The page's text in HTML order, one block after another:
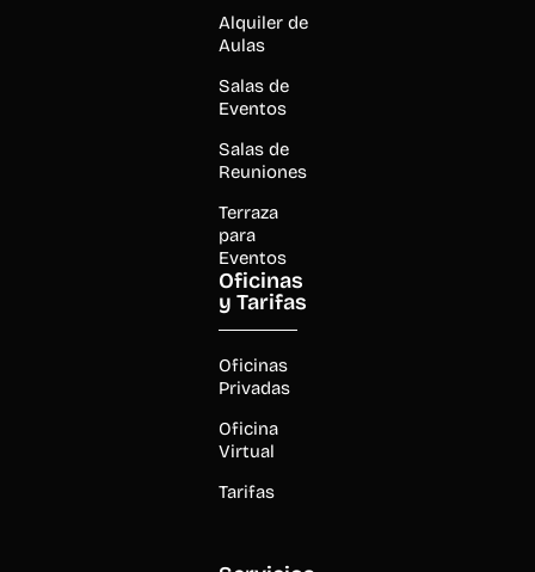
Alquiler de
Aulas
Salas de
Eventos
Salas de
Reuniones
Terraza
para
Eventos
Oficinas
y Tarifas
Oficinas
Privadas
Oficina
Virtual
Tarifas